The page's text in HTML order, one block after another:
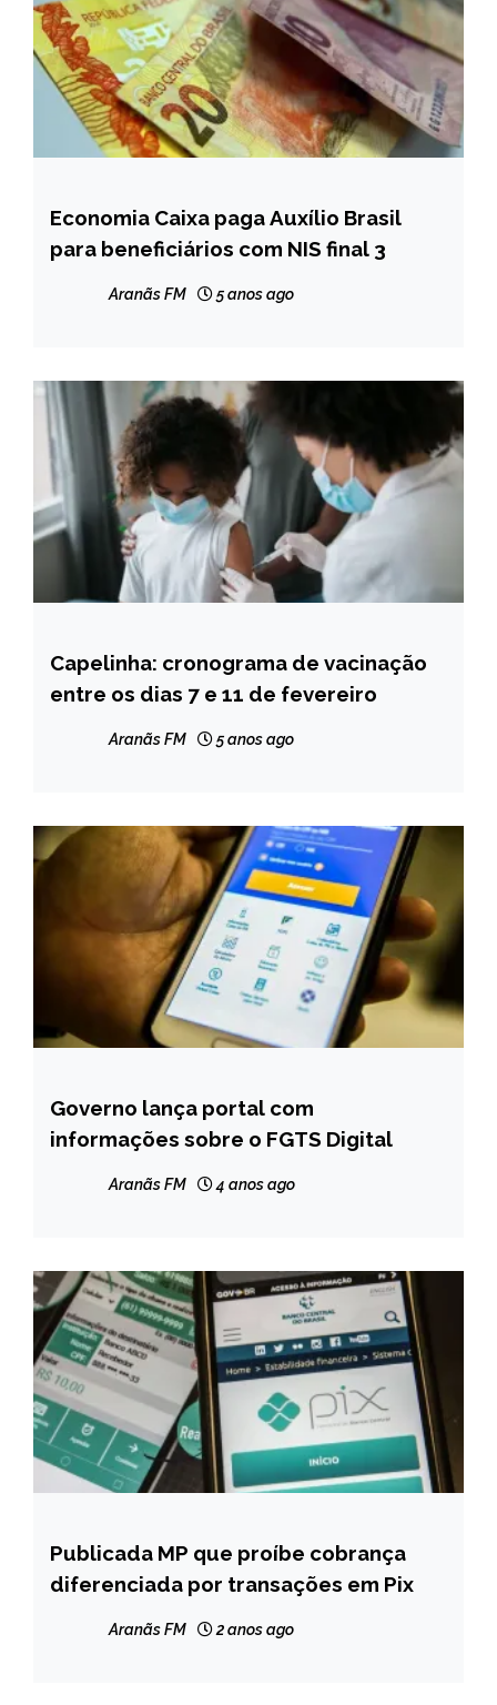
BRASIL
NOTÍCIAS
Economia Caixa paga Auxílio Brasil
para beneficiários com NIS final 3
Aranãs FM 5 anos ago
CAPELINHA
NOTÍCIAS
Capelinha: cronograma de vacinação
entre os dias 7 e 11 de fevereiro
Aranãs FM 5 anos ago
BRASIL
NOTÍCIAS
Governo lança portal com
informações sobre o FGTS Digital
Aranãs FM 4 anos ago
BRASIL
NOTÍCIAS
Publicada MP que proíbe cobrança
diferenciada por transações em Pix
Aranãs FM 2 anos ago